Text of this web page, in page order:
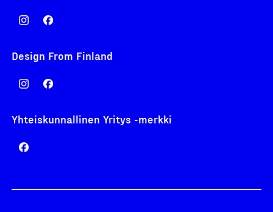
Design From Finland
Yhteiskunnallinen Yritys -merkki